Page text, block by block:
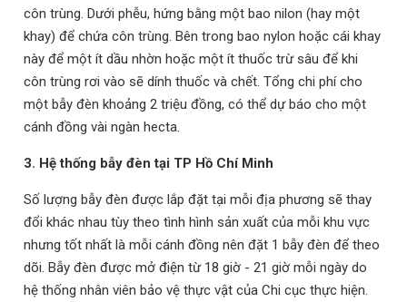
côn trùng. Dưới phễu, hứng bằng một bao nilon (hay một
khay) để chứa côn trùng. Bên trong bao nylon hoặc cái khay
này để một ít dầu nhờn hoặc một ít thuốc trừ sâu để khi
côn trùng rơi vào sẽ dính thuốc và chết. Tổng chi phí cho
một bẫy đèn khoảng 2 triệu đồng, có thể dự báo cho một
cánh đồng vài ngàn hecta.
3. Hệ thống bẫy đèn tại TP Hồ Chí Minh
Số lượng bẫy đèn được lắp đặt tại mỗi địa phương sẽ thay
đổi khác nhau tùy theo tình hình sản xuất của mỗi khu vực
nhưng tốt nhất là mỗi cánh đồng nên đặt 1 bẫy đèn để theo
dõi. Bẫy đèn được mở điện từ 18 giờ - 21 giờ mỗi ngày do
hệ thống nhân viên bảo vệ thực vật của Chi cục thực hiện.